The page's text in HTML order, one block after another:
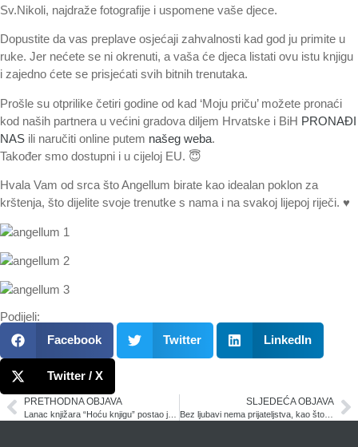
Sv.Nikoli, najdraže fotografije i uspomene vaše djece.
Dopustite da vas preplave osjećaji zahvalnosti kad god ju primite u
ruke. Jer nećete se ni okrenuti, a vaša će djeca listati ovu istu knjigu
i zajedno ćete se prisjećati svih bitnih trenutaka.
Prošle su otprilike četiri godine od kad ‘Moju priču’ možete pronaći
kod naših partnera u većini gradova diljem Hrvatske i BiH PRONAĐI
NAS ili naručiti online putem našeg weba.
Također smo dostupni i u cijeloj EU. 😇
Hvala Vam od srca što Angellum birate kao idealan poklon za
krštenja, što dijelite svoje trenutke s nama i na svakoj lijepoj riječi. ♥️
Podijeli:
Facebook
Twitter LinkedIn
Twitter / X
PRETHODNA OBJAVA SLJEDEĆA OBJAVA
Bez ljubavi nema prijateljstva, kao što ni prijateljstva nema bez ljubavi… :)